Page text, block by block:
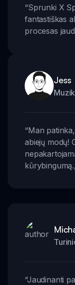
“Sprunki X
fantastiškas
procesas
Jess
“Man
abiejų modų!
kūrybingumą.
“Jaudinanti